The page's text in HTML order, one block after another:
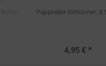
Pappteller Einhörner, 8
4,95 € *